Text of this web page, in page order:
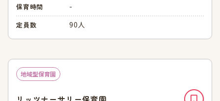
保育時間 -
定員数 90人
地域型保育園